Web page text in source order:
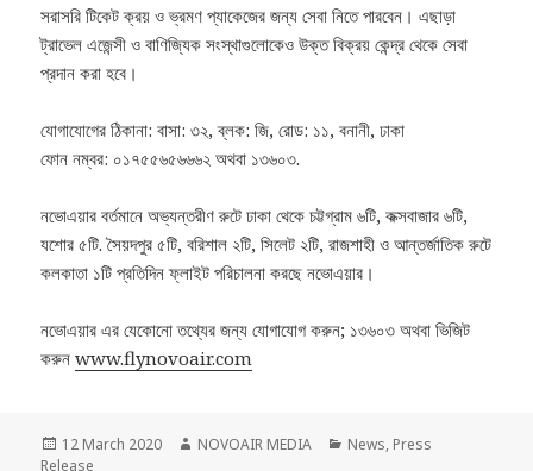
সরাসরি টিকেট ক্রয় ও ভ্রমণ প্যাকেজের জন্য সেবা নিতে পারবেন। এছাড়া
ট্রাভেল এজেন্সী ও বাণিজ্যিক সংস্থাগুলোকেও উক্ত বিক্রয় কেন্দ্র থেকে সেবা
প্রদান করা হবে।
যোগাযোগের ঠিকানা: বাসা: ৩২, ব্লক: জি, রোড: ১১, বনানী, ঢাকা
ফোন নম্বর: ০১৭৫৫৬৫৬৬৬২ অথবা ১৩৬০৩.
নভোএয়ার বর্তমানে অভ্যন্তরীণ রুটে ঢাকা থেকে চট্টগ্রাম ৬টি, কক্সবাজার ৬টি,
যশোর ৫টি. সৈয়দপুর ৫টি, বরিশাল ২টি, সিলেট ২টি, রাজশাহী ও আন্তর্জাতিক রুটে
কলকাতা ১টি প্রতিদিন ফ্লাইট পরিচালনা করছে নভোএয়ার।
নভোএয়ার এর যেকোনো তথ্যের জন্য যোগাযোগ করুন; ১৩৬০৩ অথবা ভিজিট
করুনwww.flynovoair.com
Posted
on
12 March 2020 Author
NOVOAIR MEDIA Categories
News, Press
Release